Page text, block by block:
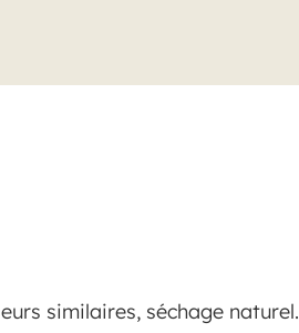
similaires, séchage naturel.